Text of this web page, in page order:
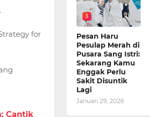
for
Cantik
3
Pesan Haru
Pesulap Merah di
Pusara Sang Istri:
Sekarang Kamu
Enggak Perlu
Sakit Disuntik
Lagi
Januari 29, 2026